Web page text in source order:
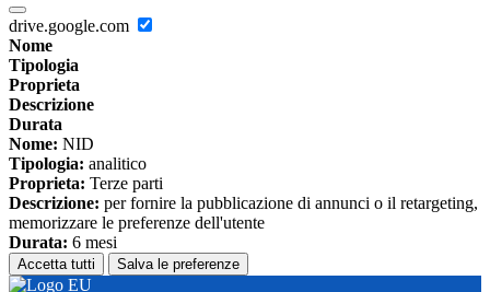
drive.google.com
Nome
Tipologia
Proprieta
Descrizione
Durata
Nome: NID
Tipologia: analitico
Proprieta: Terze parti
Descrizione: per fornire la pubblicazione di annunci o il retargeting,
memorizzare le preferenze dell'utente
Durata: 6 mesi
Accetta tutti Salva le preferenze